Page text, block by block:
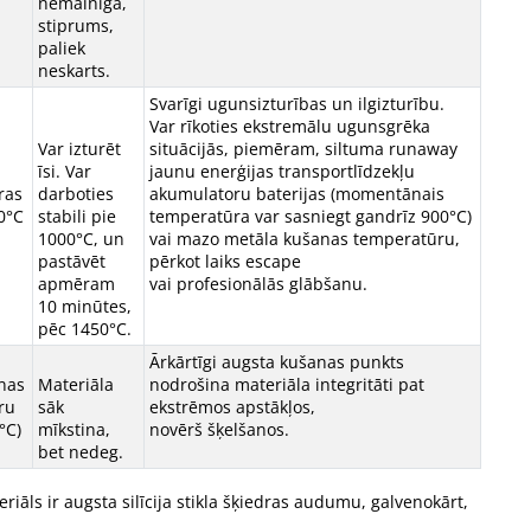
stiprums,
paliek
neskarts.
Var izturēt
īsi. Var
darboties
stabili pie
1000°C, un
pastāvēt
apmēram
10 minūtes,
pēc 1450°C.
Svarīgi ugunsizturības un ilgizturību.
Var rīkoties ekstremālu ugunsgrēka
situācijās, piemēram, siltuma runaway
jaunu enerģijas transportlīdzekļu
akumulatoru baterijas (momentānais
temperatūra var sasniegt gandrīz 900°C)
vai mazo metāla kušanas temperatūru,
pērkot laiks escape
vai profesionālās glābšanu.
Materiāla
sāk
mīkstina,
bet nedeg.
Ārkārtīgi augsta kušanas punkts
nodrošina materiāla integritāti pat
ekstrēmos apstākļos,
novērš šķelšanos.
ir augsta silīcija stikla šķiedras audumu, galvenokārt,